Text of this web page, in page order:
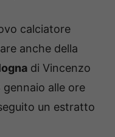
calciatore
anche della
di Vincenzo
gennaio alle ore
un estratto